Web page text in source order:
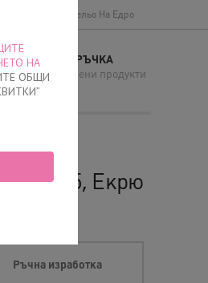
НА
ОБЩИ
Бельо На Едро
МОЯТА ПОРЪЧКА
няма добавени продукти
0715, Екрю
Ръчна изработка